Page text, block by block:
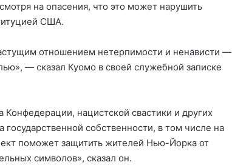
на опасения, что это может нарушить
США.
отношением нетерпимости и ненависти —
— сказал Куомо в своей служебной записке
нацистской свастики и других
собственности, в том числе на
поможет защитить жителей Нью-Йорка от
символов», сказал он.